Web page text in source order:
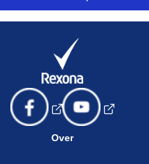
Over